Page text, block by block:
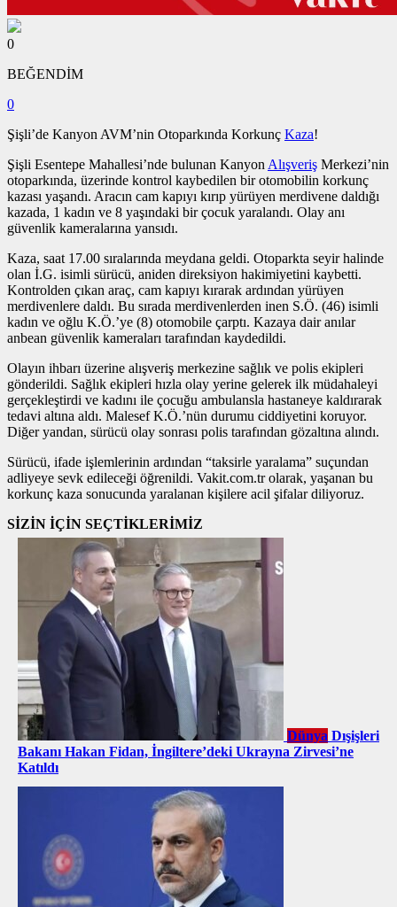
0
BEĞENDİM
0
Şişli’de Kanyon AVM’nin Otoparkında Korkunç Kaza!
Şişli Esentepe Mahallesi’nde bulunan Kanyon Alışveriş Merkezi’nin
otoparkında, üzerinde kontrol kaybedilen bir otomobilin korkunç
kazası yaşandı. Aracın cam kapıyı kırıp yürüyen merdivene daldığı
kazada, 1 kadın ve 8 yaşındaki bir çocuk yaralandı. Olay anı
güvenlik kameralarına yansıdı.
Kaza, saat 17.00 sıralarında meydana geldi. Otoparkta seyir halinde
olan İ.G. isimli sürücü, aniden direksiyon hakimiyetini kaybetti.
Kontrolden çıkan araç, cam kapıyı kırarak ardından yürüyen
merdivenlere daldı. Bu sırada merdivenlerden inen S.Ö. (46) isimli
kadın ve oğlu K.Ö.’ye (8) otomobile çarptı. Kazaya dair anılar
anbean güvenlik kameraları tarafından kaydedildi.
Olayın ihbarı üzerine alışveriş merkezine sağlık ve polis ekipleri
gönderildi. Sağlık ekipleri hızla olay yerine gelerek ilk müdahaleyi
gerçekleştirdi ve kadını ile çocuğu ambulansla hastaneye kaldırarak
tedavi altına aldı. Malesef K.Ö.’nün durumu ciddiyetini koruyor.
Diğer yandan, sürücü olay sonrası polis tarafından gözaltına alındı.
Sürücü, ifade işlemlerinin ardından “taksirle yaralama” suçundan
adliyeye sevk edileceği öğrenildi. Vakit.com.tr olarak, yaşanan bu
korkunç kaza sonucunda yaralanan kişilere acil şifalar diliyoruz.
SİZİN İÇİN SEÇTİKLERİMİZ
Dünya Dışişleri
Bakanı Hakan Fidan, İngiltere’deki Ukrayna Zirvesi’ne
Katıldı